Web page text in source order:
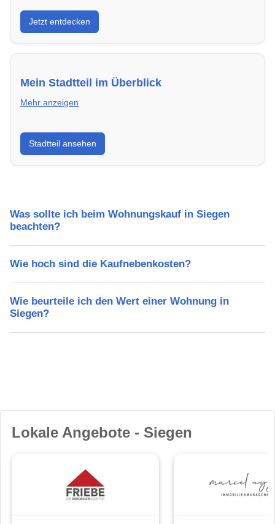
Entdecke Neubauprojekte in Siegen – modern,
energieeffizient und sofort bezugsfertig.
Jetzt entdecken
Mein Stadtteil im Überblick
Mehr anzeigen
Erfahre mehr über deinen Stadtteil in Siegen:
Lebensqualität, Verkehrsanbindung, Schulen,
Freizeitmöglichkeiten und Mietpreise.
Stadtteil ansehen
Was sollte ich beim Wohnungskauf in Siegen
beachten?
Wie hoch sind die Kaufnebenkosten?
Wie beurteile ich den Wert einer Wohnung in
Siegen?
Lokale Angebote - Siegen